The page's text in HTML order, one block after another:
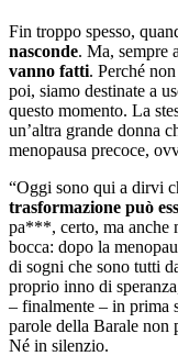
Fin troppo spesso,
nasconde. Ma, sempre
vanno fatti. Perché
poi, siamo destinate a
questo momento. La
un’altra grande donna
menopausa precoce,
“Oggi sono qui a dirvi
trasformazione può
pa***, certo, ma anche
bocca: dopo la
di sogni che sono tutti
proprio inno di
– finalmente – in prima
parole della Barale non
Né in silenzio.